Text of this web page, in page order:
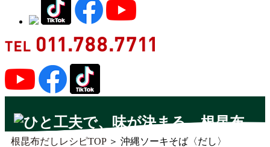
根昆布だしレシピTOP＞ 沖縄ソーキそば〈だし〉